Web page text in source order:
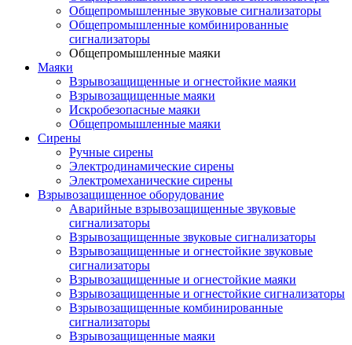
Общепромышленные звуковые сигнализаторы
Общепромышленные комбинированные
сигнализаторы
Общепромышленные маяки
Маяки
Взрывозащищенные и огнестойкие маяки
Взрывозащищенные маяки
Искробезопасные маяки
Общепромышленные маяки
Сирены
Ручные сирены
Электродинамические сирены
Электромеханические сирены
Взрывозащищенное оборудование
Аварийные взрывозащищенные звуковые
сигнализаторы
Взрывозащищенные звуковые сигнализаторы
Взрывозащищенные и огнестойкие звуковые
сигнализаторы
Взрывозащищенные и огнестойкие маяки
Взрывозащищенные и огнестойкие сигнализаторы
Взрывозащищенные комбинированные
сигнализаторы
Взрывозащищенные маяки